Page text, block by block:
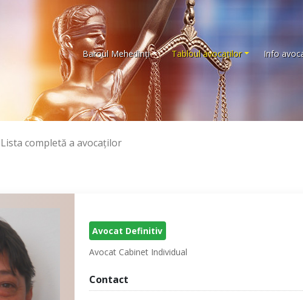
Baroul Mehedinţi Tabloul avocaţilor Info
Lista completă a avocaţilor
Avocat Definitiv
Avocat Cabinet Individual
Contact